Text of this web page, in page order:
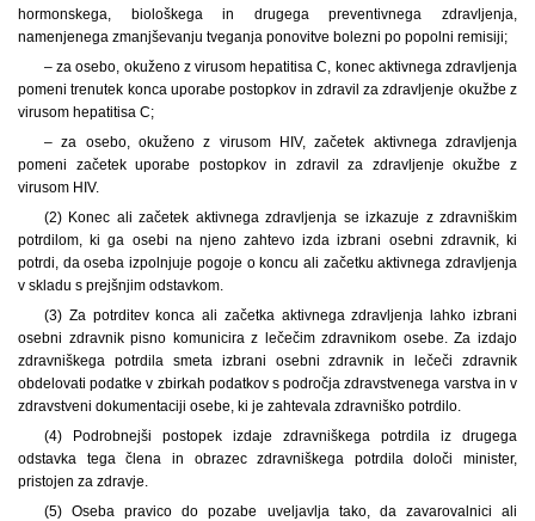
hormonskega, biološkega in drugega preventivnega zdravljenja,
namenjenega zmanjševanju tveganja ponovitve bolezni po popolni remisiji;
– za osebo, okuženo z virusom hepatitisa C, konec aktivnega zdravljenja
pomeni trenutek konca uporabe postopkov in zdravil za zdravljenje okužbe z
virusom hepatitisa C;
– za osebo, okuženo z virusom HIV, začetek aktivnega zdravljenja
pomeni začetek uporabe postopkov in zdravil za zdravljenje okužbe z
virusom HIV.
(2) Konec ali začetek aktivnega zdravljenja se izkazuje z zdravniškim
potrdilom, ki ga osebi na njeno zahtevo izda izbrani osebni zdravnik, ki
potrdi, da oseba izpolnjuje pogoje o koncu ali začetku aktivnega zdravljenja
v skladu s prejšnjim odstavkom.
(3) Za potrditev konca ali začetka aktivnega zdravljenja lahko izbrani
osebni zdravnik pisno komunicira z lečečim zdravnikom osebe. Za izdajo
zdravniškega potrdila smeta izbrani osebni zdravnik in lečeči zdravnik
obdelovati podatke v zbirkah podatkov s področja zdravstvenega varstva in v
zdravstveni dokumentaciji osebe, ki je zahtevala zdravniško potrdilo.
(4) Podrobnejši postopek izdaje zdravniškega potrdila iz drugega
odstavka tega člena in obrazec zdravniškega potrdila določi minister,
pristojen za zdravje.
(5) Oseba pravico do pozabe uveljavlja tako, da zavarovalnici ali